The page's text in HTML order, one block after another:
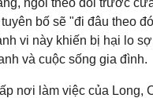
bố sẽ "đi đâu theo
vi này khiến bị hại lo
và cuộc sống gia đình.
nơi làm việc của Long,